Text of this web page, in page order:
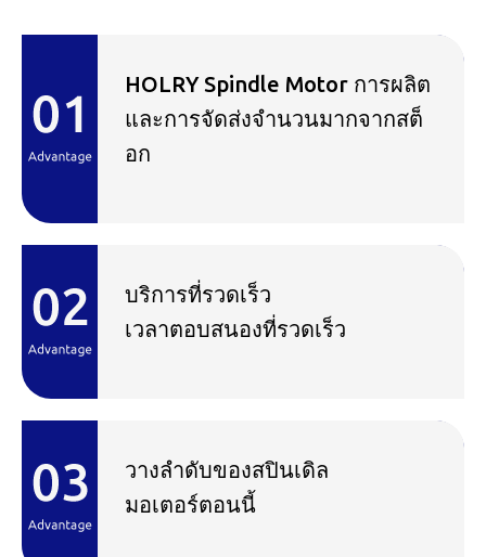
HOLRY Spindle Motor การผลิต
และการจัดส่งจำนวนมากจากสต็
อก
บริการที่รวดเร็ว
เวลาตอบสนองที่รวดเร็ว
วางลำดับของสปินเดิล
มอเตอร์ตอนนี้